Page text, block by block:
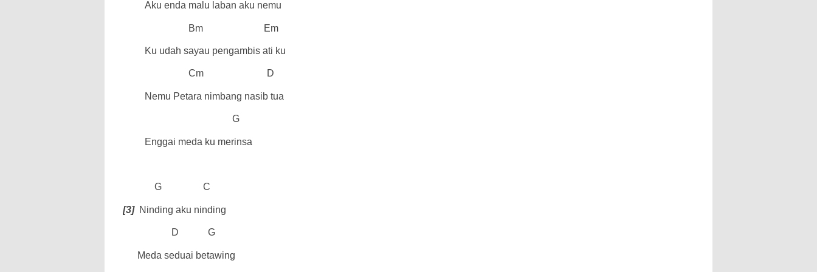
Aku enda malu laban aku nemu
Bm Em
Ku udah sayau pengambis ati ku
Cm D
Nemu Petara nimbang nasib tua
G
Enggai meda ku merinsa
G C
[3] Ninding aku ninding
D G
Meda seduai betawing